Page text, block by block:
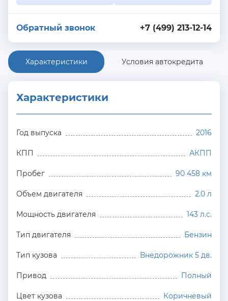
+7 (499) 213-12-14
Обратный звонок
Характеристики Условия автокредита
Характеристики
Год выпуска 2016
КПП АКПП
Пробег 90 458 км
Объем двигателя 2.0 л
Мощность двигателя 143 л.с.
Тип двигателя Бензин
Тип кузова Внедорожник 5 дв.
Привод Полный
Цвет кузова Коричневый